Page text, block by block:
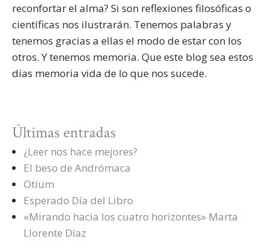
reconfortar el alma? Si son reflexiones filosóficas o
científicas nos ilustrarán. Tenemos palabras y
tenemos gracias a ellas el modo de estar con los
otros. Y tenemos memoria. Que este blog sea estos
días memoria vida de lo que nos sucede.
Últimas entradas
¿Leer nos hace mejores?
El beso de Andrómaca
Otium
Esperado Día del Libro
«Mirando hacia los cuatro horizontes» Marta
Llorente Díaz